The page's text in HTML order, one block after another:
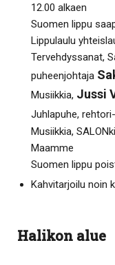
12.00 alkaen
Suomen lippu
Lippulaulu
Tervehdyssanat,
puheenjohtaja
Musiikkia, Jussi
Juhlapuhe,
Musiikkia,
Maamme
Suomen lippu
Kahvitarjoilu noin
Halikon alue